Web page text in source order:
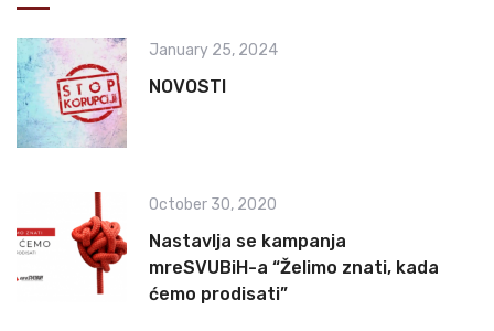
January 25, 2024
NOVOSTI
October 30, 2020
Nastavlja se kampanja
mreSVUBiH-a “Želimo znati, kada
ćemo prodisati”